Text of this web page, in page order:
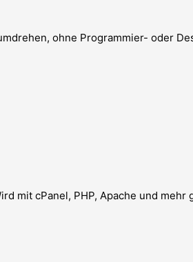
ohne Programmier- oder
mit cPanel, PHP, Apache und mehr